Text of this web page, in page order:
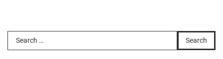
Search
for: